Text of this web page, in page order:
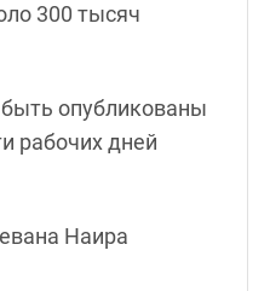
300 тысяч
опубликованы
рабочих дней
Наира